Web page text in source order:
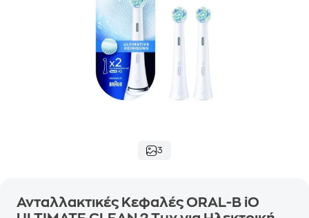
3
Ανταλλακτικές Κεφαλές ORAL-B iO